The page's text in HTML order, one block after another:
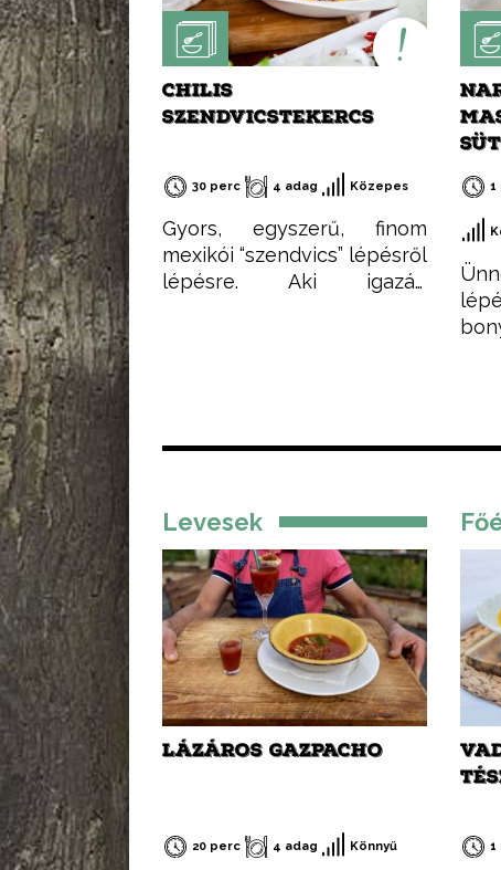
CHILIS
SZENDVICSTEKERCS
30 perc 4 adag Közepes
Gyors, egyszerű, finom
mexikói “szendvics” lépésről
lépésre. Aki igazán
akár melegen.
1
Levesek
LÁZÁROS GAZPACHO
20 perc 4 adag Könnyű 1